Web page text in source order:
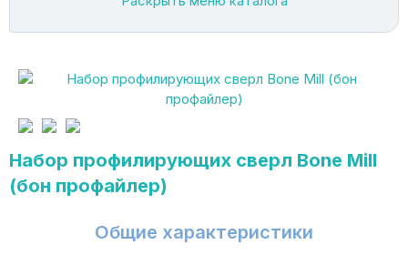
Набор профилирующих сверл Bone Mill
(бон профайлер)
Общие характеристики